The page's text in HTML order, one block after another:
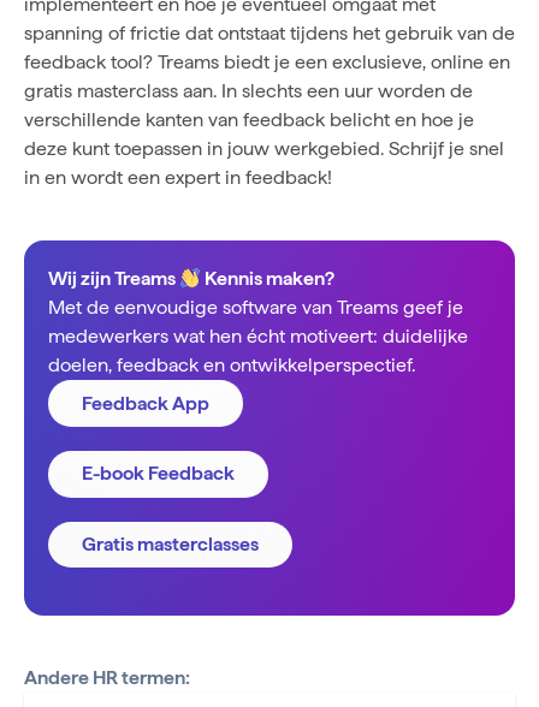
Wij zijn Treams
Kennis maken?
Met de eenvoudige software van Treams geef je
medewerkers wat hen écht motiveert: duidelijke
doelen, feedback en ontwikkelperspectief.
Feedback App
E-book Feedback
Gratis masterclasses
Andere HR termen:
spanning of frictie dat ontstaat tijdens het gebruik van de
feedback tool? Treams biedt je een exclusieve, online en
gratis masterclass aan. In slechts een uur worden de
verschillende kanten van feedback belicht en hoe je
deze kunt toepassen in jouw werkgebied. Schrijf je snel
in en wordt een expert in feedback!